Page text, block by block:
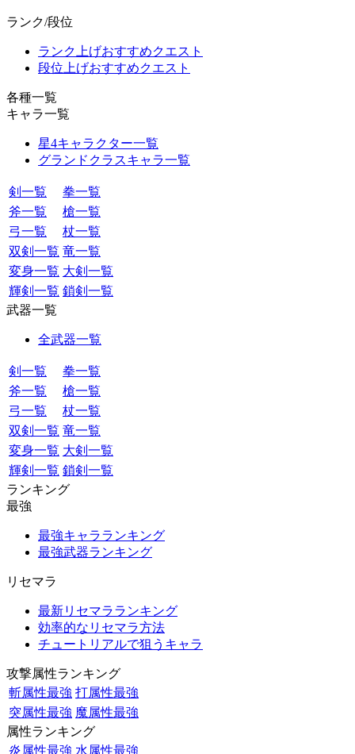
ランク/段位
ランク上げおすすめクエスト
段位上げおすすめクエスト
各種一覧
キャラ一覧
星4キャラクター一覧
グランドクラスキャラ一覧
剣一覧
拳一覧
斧一覧
槍一覧
弓一覧
杖一覧
双剣一覧 竜一覧
変身一覧 大剣一覧
輝剣一覧 鎖剣一覧
武器一覧
全武器一覧
剣一覧
拳一覧
斧一覧
槍一覧
弓一覧
杖一覧
双剣一覧 竜一覧
変身一覧 大剣一覧
輝剣一覧 鎖剣一覧
ランキング
最強
最強キャラランキング
最強武器ランキング
リセマラ
最新リセマラランキング
効率的なリセマラ方法
チュートリアルで狙うキャラ
攻撃属性ランキング
斬属性最強 打属性最強
突属性最強 魔属性最強
属性ランキング
炎属性最強 水属性最強